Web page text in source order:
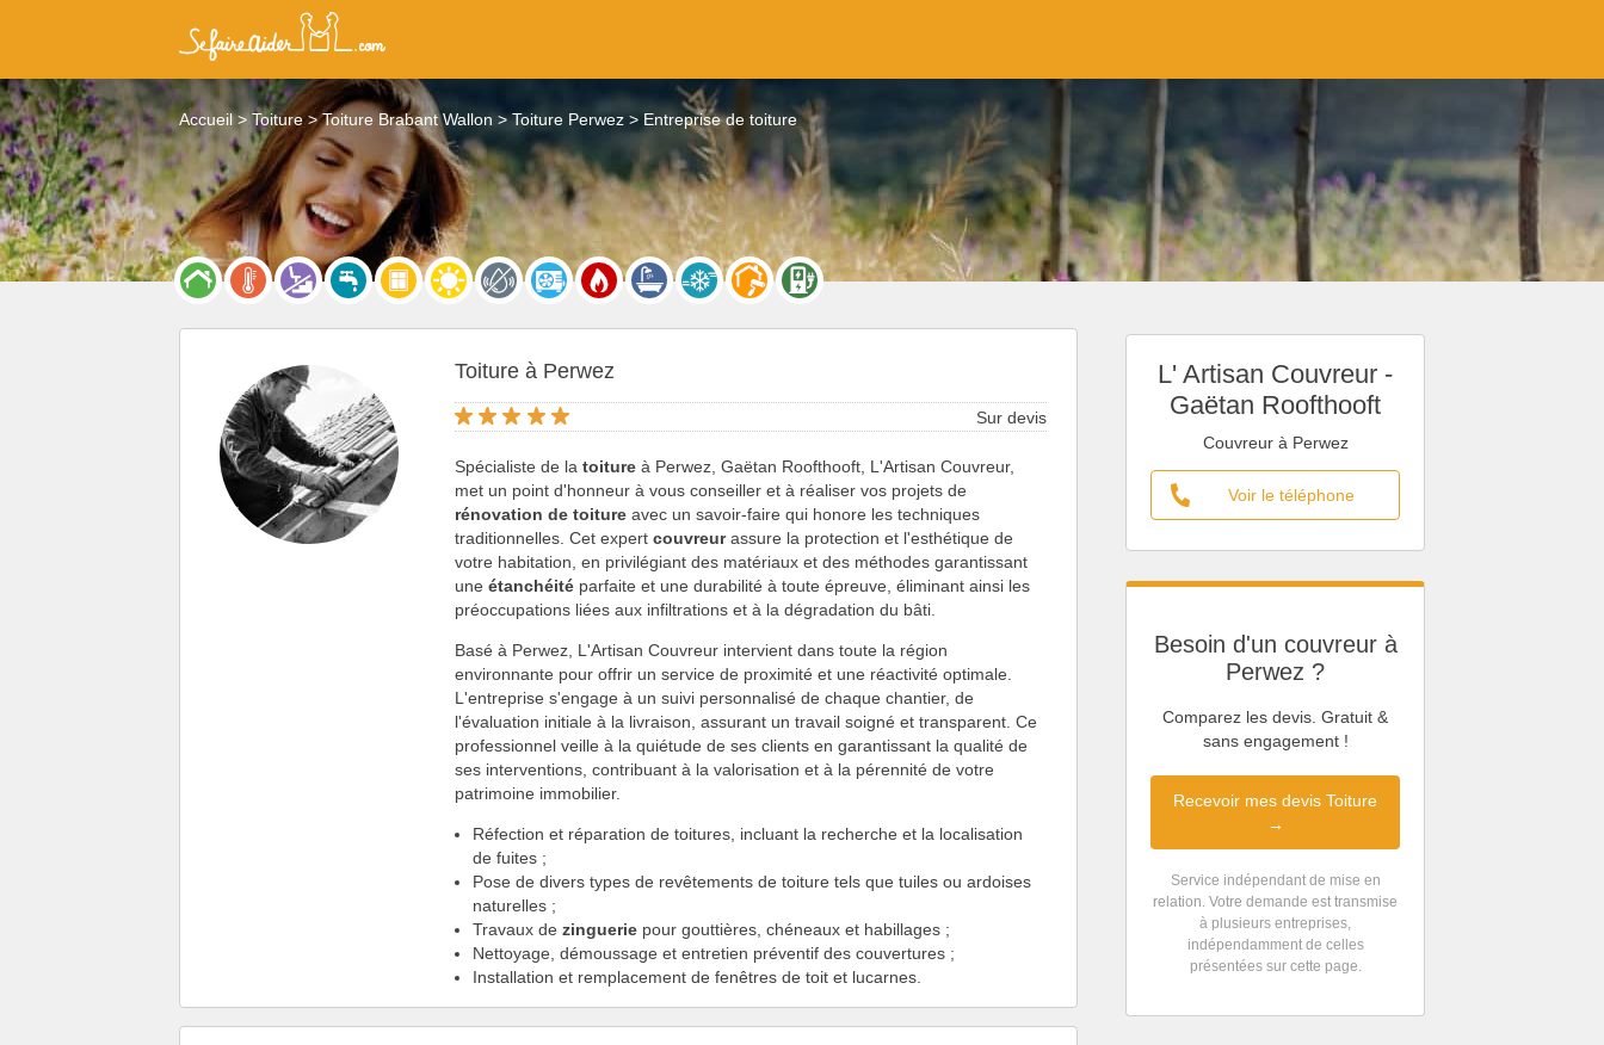
Accueil Toiture Toiture Brabant Wallon Toiture Perwez Entreprise de toiture
L' Artisan Couvreur -
Gaëtan Roofthooft
Couvreur à Perwez
Voir le téléphone
Besoin d'un couvreur à
Perwez ?
Comparez les devis. Gratuit &
sans engagement !
Recevoir mes devis Toiture
→
Service indépendant de mise en
relation. Votre demande est transmise
à plusieurs entreprises,
indépendamment de celles
présentées sur cette page.
Toiture à Perwez
Sur devis
Spécialiste de latoiture à Perwez, Gaëtan Roofthooft, L'Artisan Couvreur,
met un point d'honneur à vous conseiller et à réaliser vos projets de
rénovation de toiture avec un savoir-faire qui honore les techniques
traditionnelles. Cet expertcouvreurassure la protection et l'esthétique de
votre habitation, en privilégiant des matériaux et des méthodes garantissant
uneétanchéité parfaite et une durabilité à toute épreuve, éliminant ainsi les
préoccupations liées aux infiltrations et à la dégradation du bâti.
Basé à Perwez, L'Artisan Couvreur intervient dans toute la région
environnante pour offrir un service de proximité et une réactivité optimale.
L'entreprise s'engage à un suivi personnalisé de chaque chantier, de
l'évaluation initiale à la livraison, assurant un travail soigné et transparent. Ce
professionnel veille à la quiétude de ses clients en garantissant la qualité de
ses interventions, contribuant à la valorisation et à la pérennité de votre
patrimoine immobilier.
Réfection et réparation de toitures, incluant la recherche et la localisation
de fuites ;
Pose de divers types de revêtements de toiture tels que tuiles ou ardoises
naturelles ;
Travaux dezinguerie pour gouttières, chéneaux et habillages ;
Nettoyage, démoussage et entretien préventif des couvertures ;
Installation et remplacement de fenêtres de toit et lucarnes.